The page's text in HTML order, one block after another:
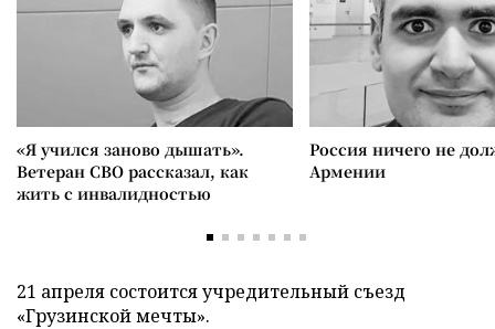
«Я учился заново дышать».
Ветеран СВО рассказал, как
жить с инвалидностью
Россия ничего не
Армении
21 апреля состоится учредительный съезд
«Грузинской мечты».